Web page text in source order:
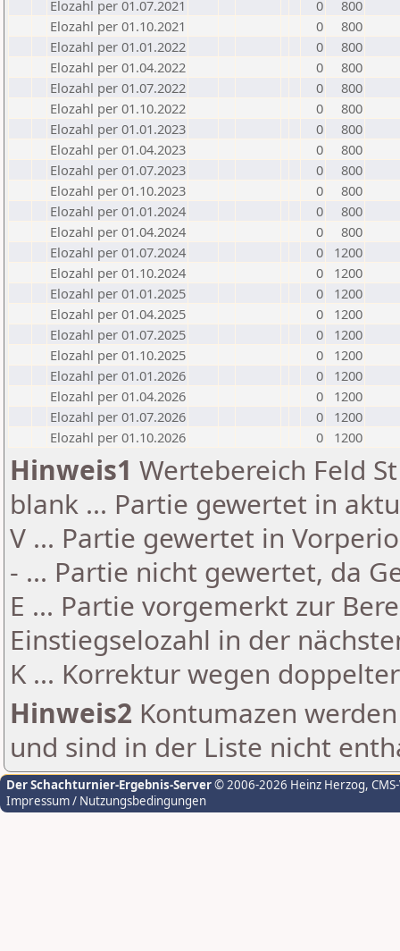
Elozahl per 01.07.2021
0
800
Elozahl per 01.10.2021
0
800
Elozahl per 01.01.2022
0
800
Elozahl per 01.04.2022
0
800
Elozahl per 01.07.2022
0
800
Elozahl per 01.10.2022
0
800
Elozahl per 01.01.2023
0
800
Elozahl per 01.04.2023
0
800
Elozahl per 01.07.2023
0
800
Elozahl per 01.10.2023
0
800
Elozahl per 01.01.2024
0
800
Elozahl per 01.04.2024
0
800
Elozahl per 01.07.2024
0
1200
Elozahl per 01.10.2024
0
1200
Elozahl per 01.01.2025
0
1200
Elozahl per 01.04.2025
0
1200
Elozahl per 01.07.2025
0
1200
Elozahl per 01.10.2025
0
1200
Elozahl per 01.01.2026
0
1200
Elozahl per 01.04.2026
0
1200
Elozahl per 01.07.2026
0
1200
Elozahl per 01.10.2026
0 1200
Hinweis1 Wertebereich Feld
blank ... Partie gewertet in
V ... Partie gewertet in
- ... Partie nicht gewertet, da
E ... Partie vorgemerkt zur
Einstiegselozahl in der
K ... Korrektur wegen
Hinweis2 Kontumazen
und sind in der Liste nicht
Der Schachturnier-Ergebnis-Server© 2006-2026 Heinz Herzog,
Impressum / Nutzungsbedingungen